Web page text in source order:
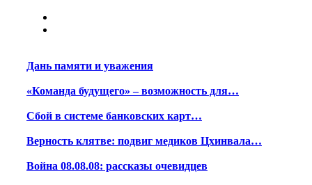
Дань памяти и уважения
«Команда будущего» – возможность для…
Сбой в системе банковских карт…
Верность клятве: подвиг медиков Цхинвала…
Война 08.08.08: рассказы очевидцев